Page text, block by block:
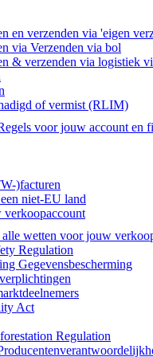
en verzenden via 'eigen
via Verzenden via bol
& verzenden via logistiek
of vermist (RLIM)
voor jouw account en
)facturen
niet-EU land
alle wetten voor jouw
Regulation
Gegevensbescherming
Act
Regulation